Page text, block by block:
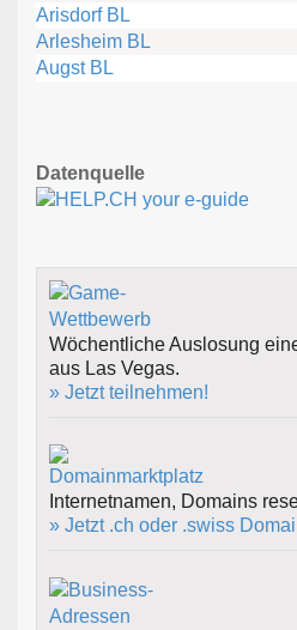
Arisdorf BL
Arlesheim BL
Augst BL
Datenquelle
Wöchentliche Auslosung
aus Las Vegas.
» Jetzt teilnehmen!
Internetnamen, Domains
» Jetzt .ch oder .swiss